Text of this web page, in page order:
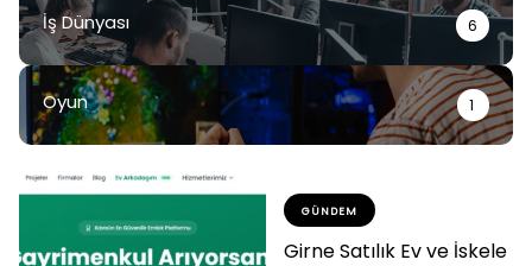
İş Dünyası 6
Oyun 1
GÜNDEM
Girne Satılık Ev ve İskele